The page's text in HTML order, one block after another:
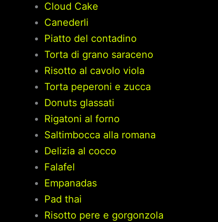
Cloud Cake
Canederli
Piatto del contadino
Torta di grano saraceno
Risotto al cavolo viola
Torta peperoni e zucca
Donuts glassati
Rigatoni al forno
Saltimbocca alla romana
Delizia al cocco
Falafel
Empanadas
Pad thai
Risotto pere e gorgonzola